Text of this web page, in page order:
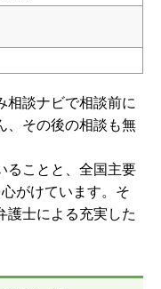
相談ナビで相談前に
、その後の相談も無
ることと、全国主要
がけています。そ
護士による充実した